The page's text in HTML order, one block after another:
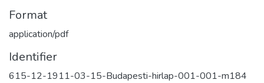
Format
application/pdf
Identifier
615-12-1911-03-15-Budapesti-hirlap-001-001-m184